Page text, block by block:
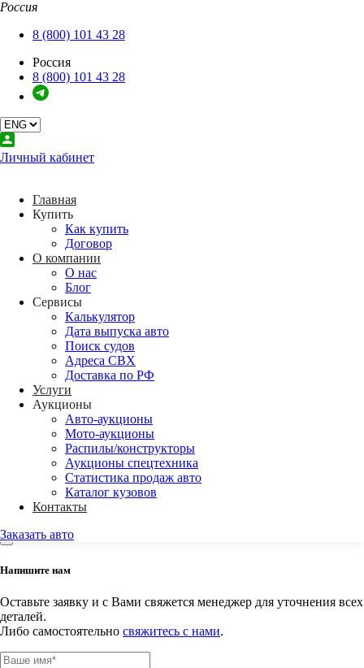
Главная
О компании
Сервисы
Услуги
Контакты
Back
Купить
Договор
Back
О компании
О нас
Блог
Back
Сервисы
Калькулятор
Дата выпуска авто
Поиск судов
Адреса СВХ
Доставка по РФ
Back
Аукционы
Авто-аукционы
Мото-аукционы
Распилы/конструкторы
Аукционы спецтехника
Статистика продаж авто
Каталог кузовов
Россия
8 (800) 101 43 28
Россия
8 (800) 101 43 28
Личный кабинет
Главная
Купить
Как купить
Договор
О компании
О нас
Блог
Сервисы
Калькулятор
Дата выпуска авто
Поиск судов
Адреса СВХ
Доставка по РФ
Услуги
Аукционы
Авто-аукционы
Мото-аукционы
Распилы/конструкторы
Аукционы спецтехника
Статистика продаж авто
Каталог кузовов
Контакты
Заказать авто
Напишите нам
Оставьте заявку и с Вами свяжется менеджер для уточнения всех
деталей.
Либо самостоятельно свяжитесь с нами.